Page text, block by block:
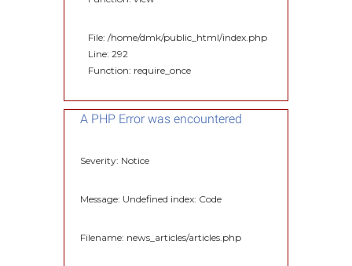
File: /home/dmk/public_html/index.php
Line: 292
Function: require_once
A PHP Error was encountered
Severity: Notice
Message: Undefined index: Code
Filename: news_articles/articles.php